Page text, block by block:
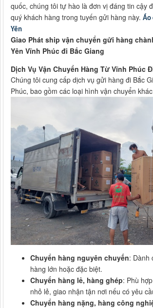
quốc, chúng tôi tự hào là đơn vị đáng tin cậy
quý khách hàng trong tuyến gửi hàng này. Áo
Yên
Giao Phát ship vận chuyển gửi hàng
Yên Vĩnh Phúc đi Bắc Giang
Dịch Vụ Vận Chuyển Hàng Từ Vĩnh Phúc
Chúng tôi cung cấp dịch vụ gửi hàng đi Bắc
Phúc, bao gồm các loại hình vận chuyển
Chuyển hàng nguyên chuyến: Dành
hàng lớn hoặc đặc biệt.
Chuyển hàng lẻ, hàng ghép: Phù
nhỏ lẻ, giao nhận tận nơi nếu có yêu
Chuyển hàng nặng, hàng công